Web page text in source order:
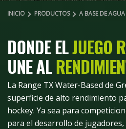
INICIO PRODUCTOS A BASE DE AGUA
DONDE ELJUEGO
UNE AL
La Range TX Water-Based de
superficie de alto rendimiento
hockey. Ya sea para
para el desarrollo de